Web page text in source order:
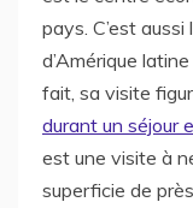
pays. C’est aussi
d’Amérique
fait, sa visite
durant un séjour
est une visite à
superficie de